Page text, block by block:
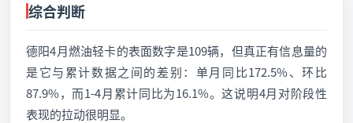
综合判断
德阳4月燃油轻卡的表面数字是109辆，但真正有信息量的
是它与累计数据之间的差别：单月同比172.5%、环比
87.9%，而1-4月累计同比为16.1%。这说明4月对阶段性
表现的拉动很明显。